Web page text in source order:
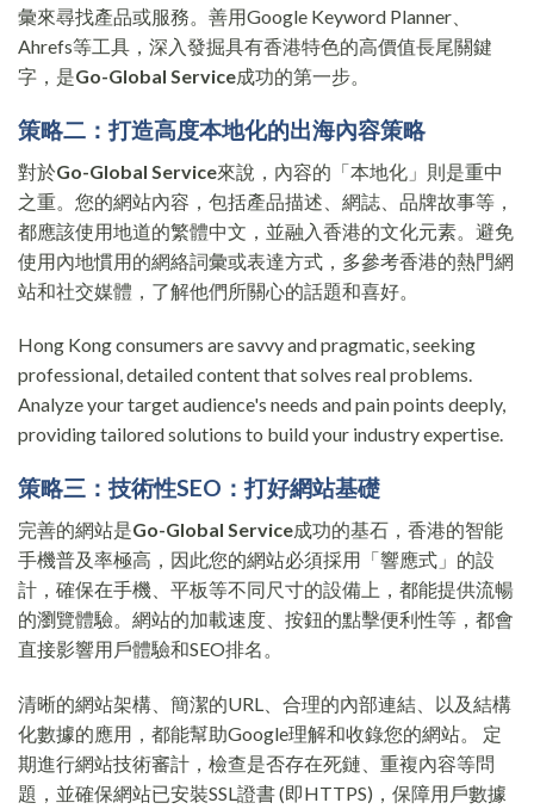
彙來尋找產品或服務。善用Google Keyword Planner、
Ahrefs等工具，深入發掘具有香港特色的高價值長尾關鍵
字，是Go-Global Service成功的第一步。
策略二：打造高度本地化的出海內容策略
對於Go-Global Service來說，內容的「本地化」則是重中
之重。您的網站內容，包括產品描述、網誌、品牌故事等，
都應該使用地道的繁體中文，並融入香港的文化元素。避免
使用內地慣用的網絡詞彙或表達方式，多參考香港的熱門網
站和社交媒體，了解他們所關心的話題和喜好。
Hong Kong consumers are savvy and pragmatic, seeking
professional, detailed content that solves real problems.
Analyze your target audience's needs and pain points deeply,
providing tailored solutions to build your industry expertise.
策略三：技術性SEO：打好網站基礎
完善的網站是Go-Global Service成功的基石，香港的智能
手機普及率極高，因此您的網站必須採用「響應式」的設
計，確保在手機、平板等不同尺寸的設備上，都能提供流暢
的瀏覽體驗。網站的加載速度、按鈕的點擊便利性等，都會
直接影響用戶體驗和SEO排名。
清晰的網站架構、簡潔的URL、合理的內部連結、以及結構
化數據的應用，都能幫助Google理解和收錄您的網站。 定
期進行網站技術審計，檢查是否存在死鏈、重複內容等問
題，並確保網站已安裝SSL證書 (即HTTPS)，保障用戶數據